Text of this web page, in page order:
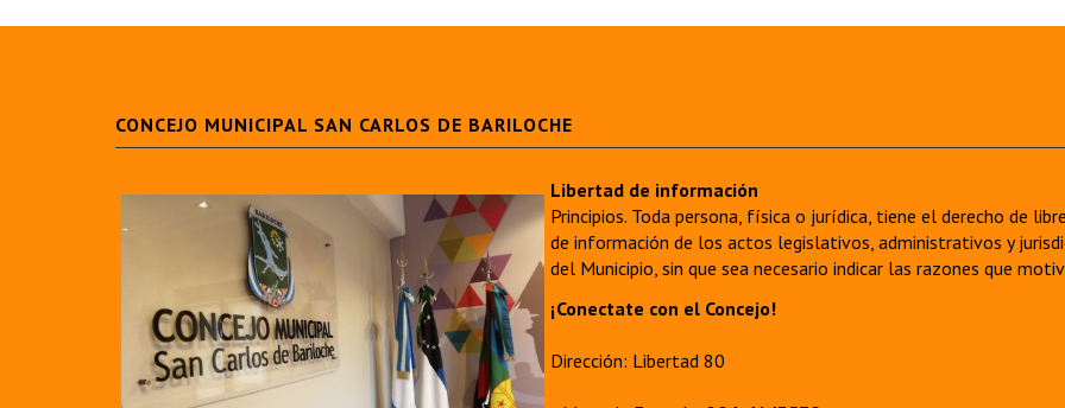
CONCEJO MUNICIPAL SAN CARLOS DE BARILOCHE
Libertad de información
Principios. Toda persona, física o jurídica, tiene el derecho de
de información de los actos legislativos, administrativos y
del Municipio, sin que sea necesario indicar las razones que
¡Conectate con el Concejo!
Dirección: Libertad 80